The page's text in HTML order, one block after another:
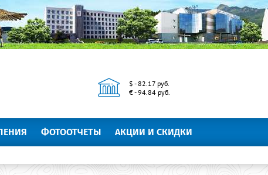
$ - 82.17 руб.
€ - 94.84 руб.
ФОТООТЧЕТЫ АКЦИИ И СКИДКИ